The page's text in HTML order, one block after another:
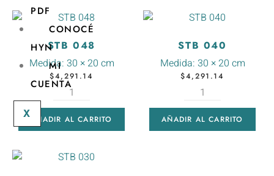
PDF
CONOCÉ
HYN
MI
CUENTA
X
STB 048
Medida: 30 × 20 cm
$4,291.14
AÑADIR AL CARRITO
STB 040
Medida: 30 × 20 cm
$4,291.14
AÑADIR AL CARRITO